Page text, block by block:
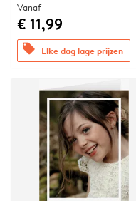
Vanaf
€ 11,99
offers Elke dag lage prijzen